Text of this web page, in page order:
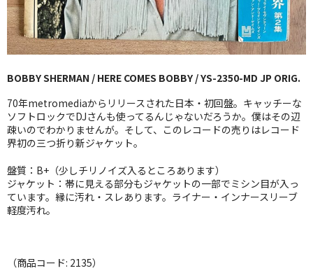
JAZZ-US
BLUE NOTE
JAZZ-EU
JAZZ-JP
JAZZ-VOCAL
J-POP
ROCK
WORLD
BOBBY SHERMAN / HERE COMES BOBBY / YS-2350-MD JP ORIG.
70年metromediaからリリースされた日本・初回盤。キャッチーな
ソフトロックでDJさんも使ってるんじゃないだろうか。僕はその辺
疎いのでわかりませんが。そして、このレコードの売りはレコード
界初の三つ折り新ジャケット。
盤質：B+（少しチリノイズ入るところあります）
ジャケット：帯に見える部分もジャケットの一部でミシン目が入っ
ています。縁に汚れ・スレあります。ライナー・インナースリーブ
軽度汚れ。
（商品コード: 2135）